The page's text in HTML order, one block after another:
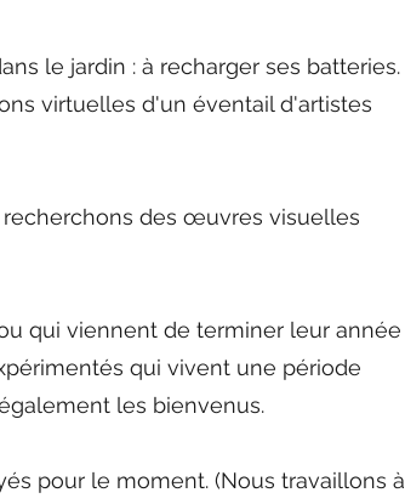
le jardin : à recharger ses batteries.
virtuelles d'un éventail d'artistes
recherchons des œuvres visuelles
qui viennent de terminer leur année
qui vivent une période
les bienvenus.
pour le moment. (Nous travaillons à